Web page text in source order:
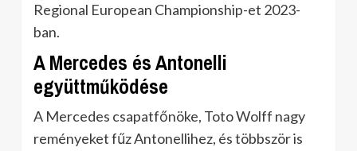
Regional European Championship-et 2023-
ban.
A Mercedes és Antonelli
együttműködése
A Mercedes csapatfőnöke, Toto Wolff nagy
reményeket fűz Antonellihez, és többször is